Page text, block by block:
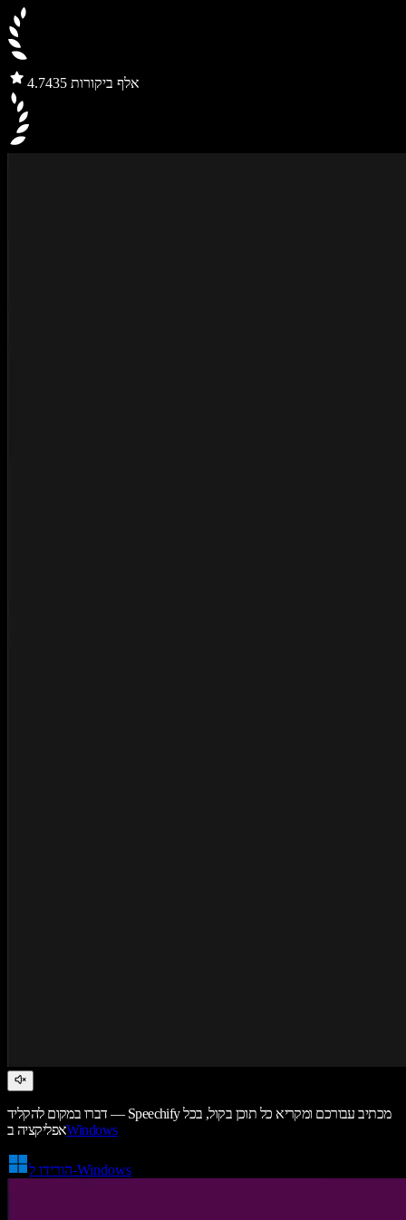
4.7 435 אלף ביקורות
דברו במקום להקליד — Speechify מכתיב עבורכם ומקריא כל תוכן בקול, בכל
אפליקציה בWindows
הורידו ל-Windows